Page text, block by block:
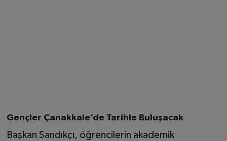
Gençler Çanakkale’de Tarihle Buluşacak
Başkan Sandıkçı, öğrencilerin akademik